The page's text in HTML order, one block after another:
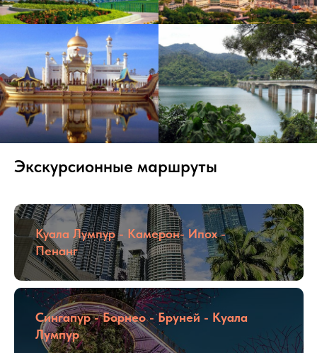
Экскурсионные маршруты
Куала Лумпур - Камерон- Ипох -
Пенанг
Сингапур - Борнео - Бруней - Куала
Лумпур